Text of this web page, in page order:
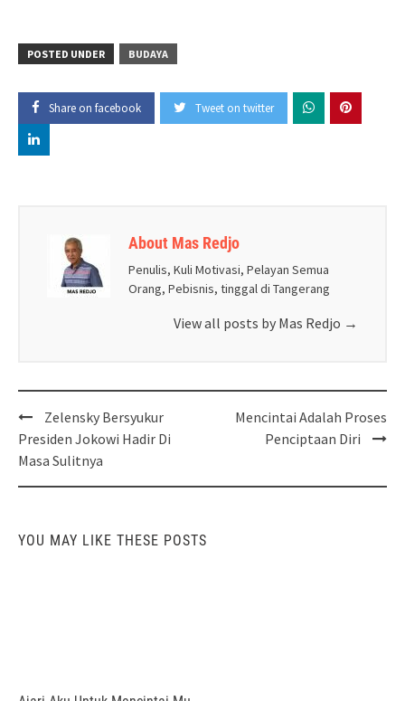
POSTED UNDER BUDAYA
Share on facebook Tweet on twitter
About Mas Redjo
Penulis, Kuli Motivasi, Pelayan Semua
Orang, Pebisnis, tinggal di Tangerang
View all posts by Mas Redjo →
Post
navigation
Zelensky Bersyukur
Presiden Jokowi Hadir Di
Masa Sulitnya
Mencintai Adalah Proses
Penciptaan Diri
YOU MAY LIKE THESE POSTS